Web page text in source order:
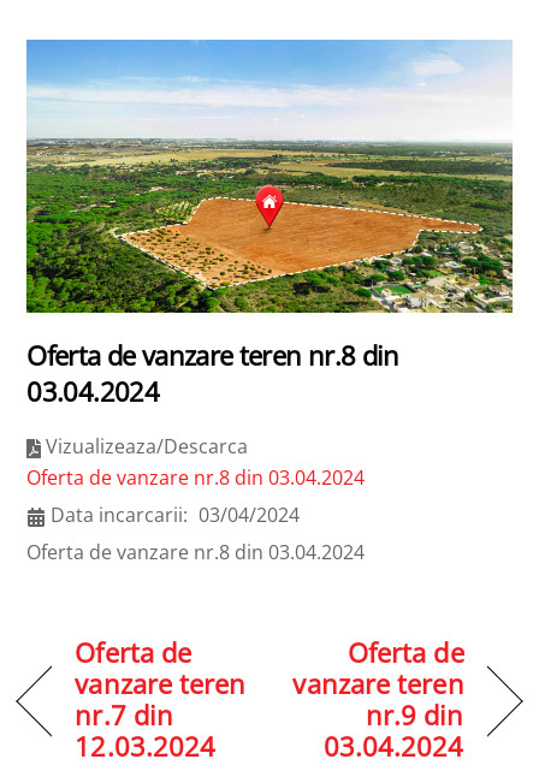
Oferta de vanzare teren nr.8 din
03.04.2024
Vizualizeaza/Descarca
Oferta de vanzare nr.8 din 03.04.2024
Data incarcarii: 03/04/2024
Oferta de vanzare nr.8 din 03.04.2024
Oferta de
vanzare teren
nr.7 din
12.03.2024
Oferta de
vanzare teren
nr.9 din
03.04.2024